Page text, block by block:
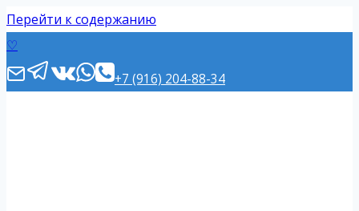
Перейти к содержанию
♡
+7 (916) 204-88-34